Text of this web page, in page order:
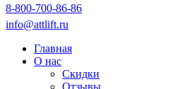
8-800-700-86-86
info@attlift.ru
Главная
О нас
Скидки
Отзывы